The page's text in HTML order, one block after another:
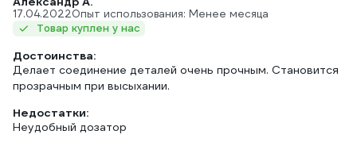
17.04.2022Опыт использования: Менее месяца
Товар куплен у нас
Достоинства:
Делает соединение деталей очень прочным. Становится
прозрачным при высыхании.
Недостатки:
Неудобный дозатор